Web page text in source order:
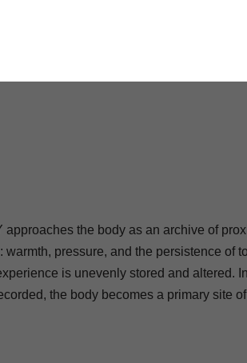
the body as an archive of
pressure, and the persistence of
is unevenly stored and altered.
the body becomes a primary site